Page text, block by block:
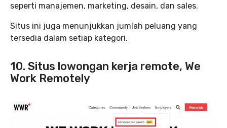
seperti manajemen, marketing, desain, dan sales.
Situs ini juga menunjukkan jumlah peluang yang
tersedia dalam setiap kategori.
10. Situs lowongan kerja remote, We
Work Remotely